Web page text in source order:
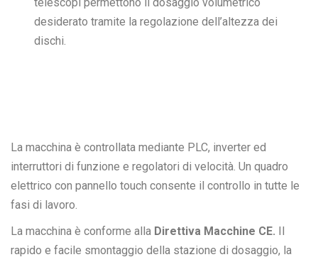
desiderato tramite la regolazione dell’altezza dei
dischi.
La macchina è controllata mediante PLC, inverter ed
interruttori di funzione e regolatori di velocità. Un quadro
elettrico con pannello touch consente il controllo in tutte le
fasi di lavoro.
La macchina è conforme alla Direttiva Macchine CE.
rapido e facile smontaggio della stazione di dosaggio, la